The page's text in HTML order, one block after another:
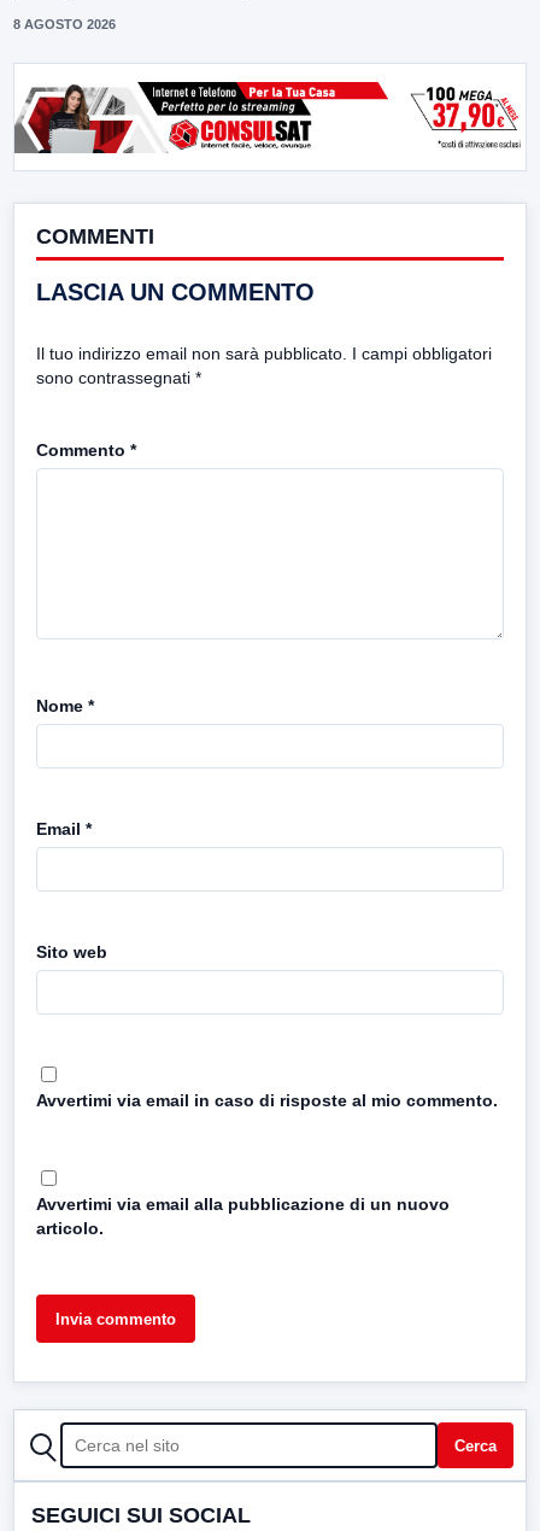
8 AGOSTO 2026
COMMENTI
LASCIA UN COMMENTO
Il tuo indirizzo email non sarà pubblicato. I campi obbligatori
sono contrassegnati *
Commento *
Nome *
Email *
Sito web
Avvertimi via email in caso di risposte al mio commento.
Avvertimi via email alla pubblicazione di un nuovo
articolo.
CERCA Cerca
SEGUICI SUI SOCIAL